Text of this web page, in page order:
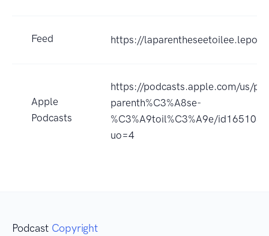
Feed https://
Apple
Podcasts
https://podcasts.apple.com/us/
parenth%C3%A8se-
%C3%A9toil%C3%A9e/
uo=4
Podcast Copyright